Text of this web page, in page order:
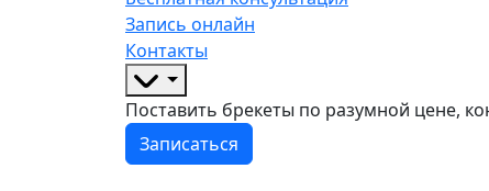
Запись онлайн
Контакты
Поставить брекеты по разумной цене,
Записаться